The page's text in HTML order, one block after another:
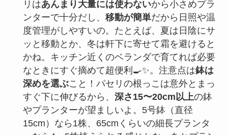
リはあんまり大量には使わないから小さめプラ
ンターで十分だし、 移動が簡単だから日照や温
度管理がしやすいの。たとえば、夏は日陰にサ
ッと移動とか、冬は軒下に寄せて霜を避けると
かね。キッチン近くのベランダで育てれば必要
なときにすぐ摘めて超便利🍳✨。注意点は鉢は
深めを選ぶこと！パセリの根っこは意外とまっ
すぐ下に伸びるから、 深さ15〜20cm以上の鉢
やプランターが望ましいよ。5号鉢（直径
15cm）なら1株、65cmくらいの細長プランタ